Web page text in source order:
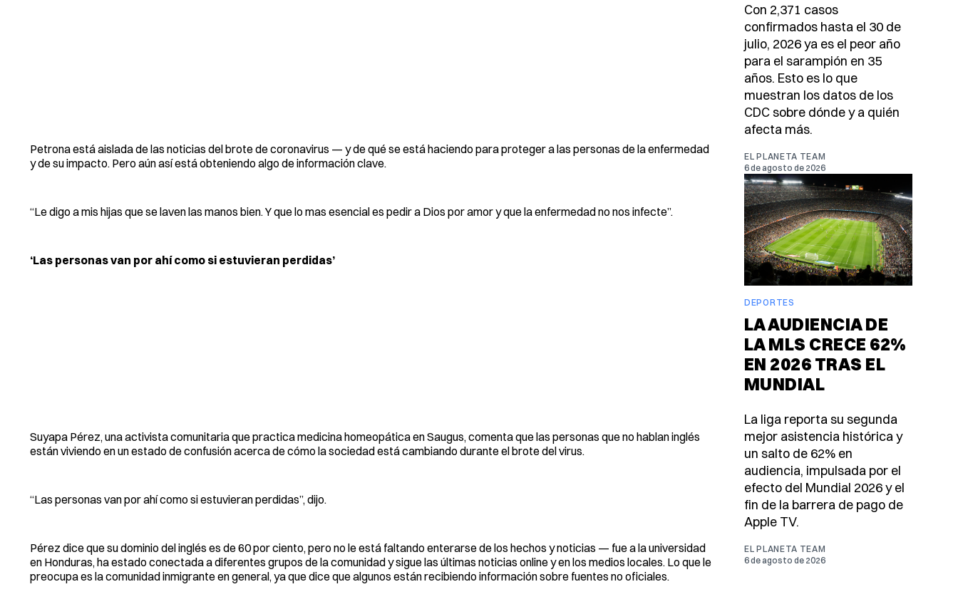
Petrona está aislada de las noticias del brote de coronavirus — y de qué se está haciendo para proteger a las personas de la enfermedad
y de su impacto. Pero aún así está obteniendo algo de información clave.
“Le digo a mis hijas que se laven las manos bien. Y que lo mas esencial es pedir a Dios por amor y que la enfermedad no nos infecte”.
‘Las personas van por ahí como si estuvieran perdidas’
Suyapa Pérez, una activista comunitaria que practica medicina homeopática en Saugus, comenta que las personas que no hablan inglés
están viviendo en un estado de confusión acerca de cómo la sociedad está cambiando durante el brote del virus.
“Las personas van por ahí como si estuvieran perdidas”, dijo.
Pérez dice que su dominio del inglés es de 60 por ciento, pero no le está faltando enterarse de los hechos y noticias — fue a la universidad
en Honduras, ha estado conectada a diferentes grupos de la comunidad y sigue las últimas noticias online y en los medios locales. Lo que le
preocupa es la comunidad inmigrante en general, ya que dice que algunos están recibiendo información sobre fuentes no oficiales.
Con 2,371 casos
confirmados hasta el 30 de
julio, 2026 ya es el peor año
para el sarampión en 35
años. Esto es lo que
muestran los datos de los
CDC sobre dónde y a quién
afecta más.
EL PLANETA TEAM
6 de agosto de 2026
DEPORTES
LA AUDIENCIA DE
LA MLS CRECE 62%
EN 2026 TRAS EL
MUNDIAL
La liga reporta su segunda
mejor asistencia histórica y
un salto de 62% en
audiencia, impulsada por el
efecto del Mundial 2026 y el
fin de la barrera de pago de
Apple TV.
EL PLANETA TEAM
6 de agosto de 2026